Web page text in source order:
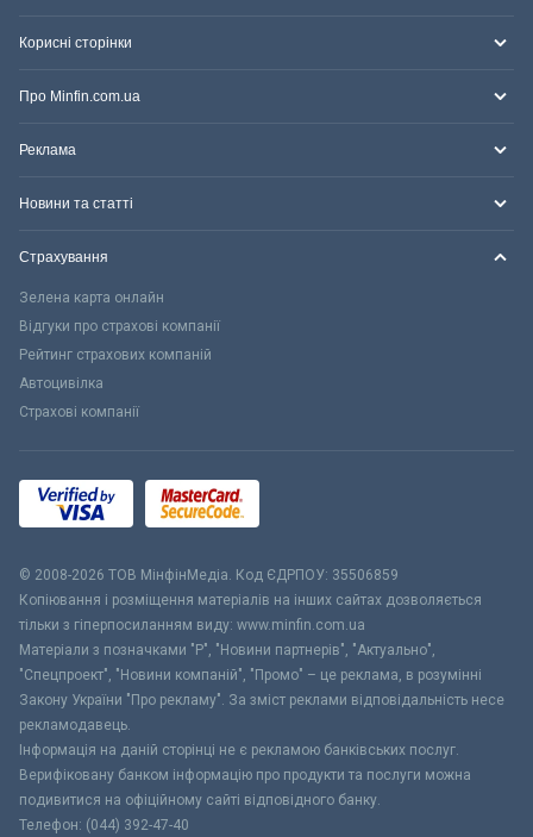
Корисні сторінки
Про Minfin.com.ua
Реклама
Новини та статті
Страхування
Зелена карта онлайн
Відгуки про страхові компанії
Рейтинг страхових компаній
Автоцивілка
Страхові компанії
© 2008-2026 ТОВ МiнфiнМедiа. Код ЄДРПОУ: 35506859
Копіювання і розміщення матеріалів на інших сайтах дозволяється
тільки з гіперпосиланням виду: www.minfin.com.ua
Матеріали з позначками "Р", "Новини партнерів", "Актуально",
"Спецпроект", "Новини компаній", "Промо" – це реклама, в розумінні
Закону України "Про рекламу". За зміст реклами відповідальність несе
рекламодавець.
Інформація на даній сторінці не є рекламою банківських послуг.
Верифіковану банком інформацію про продукти та послуги можна
подивитися на офіційному сайті відповідного банку.
Телефон: (044) 392-47-40